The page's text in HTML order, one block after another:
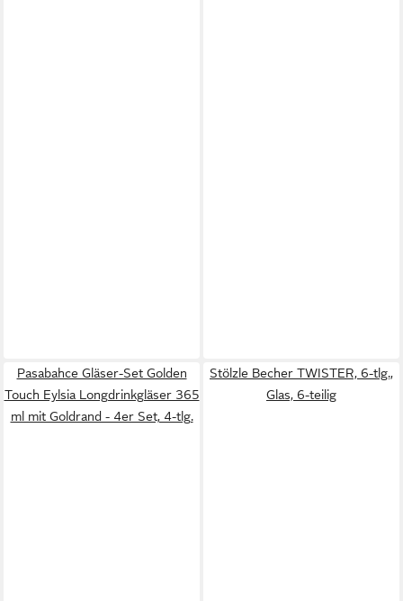
Pasabahce Gläser-Set Golden
Touch Eylsia Longdrinkgläser 365
ml mit Goldrand - 4er Set, 4-tlg.
Stölzle Becher TWISTER, 6-tlg.,
Glas, 6-teilig